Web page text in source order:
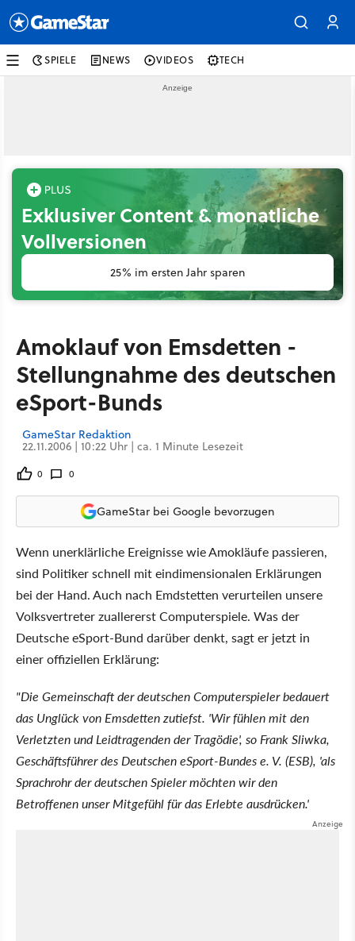
SPIELE NEWS VIDEOS TECH
Exklusiver Content & monatliche
Vollversionen
25% im ersten Jahr sparen
Amoklauf von Emsdetten -
Stellungnahme des deutschen
eSport-Bunds
GameStar Redaktion
22.11.2006 | 10:22 Uhr | ca. 1 Minute Lesezeit
0 0
GameStar bei Google bevorzugen
Wenn unerklärliche Ereignisse wie Amokläufe passieren,
sind Politiker schnell mit eindimensionalen Erklärungen
bei der Hand. Auch nach Emdstetten verurteilen unsere
Volksvertreter zuallererst Computerspiele. Was der
Deutsche eSport-Bund darüber denkt, sagt er jetzt in
einer offiziellen Erklärung:
"Die Gemeinschaft der deutschen Computerspieler bedauert
das Unglück von Emsdetten zutiefst. 'Wir fühlen mit den
Verletzten und Leidtragenden der Tragödie', so Frank Sliwka,
Geschäftsführer des Deutschen eSport-Bundes e. V. (ESB), 'als
Sprachrohr der deutschen Spieler möchten wir den
Betroffenen unser Mitgefühl für das Erlebte ausdrücken.'